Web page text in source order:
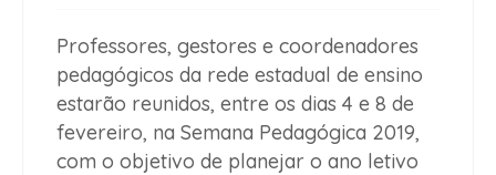
Professores, gestores e coordenadores
pedagógicos da rede estadual de ensino
estarão reunidos, entre os dias 4 e 8 de
fevereiro, na Semana Pedagógica 2019,
com o objetivo de planejar o ano letivo